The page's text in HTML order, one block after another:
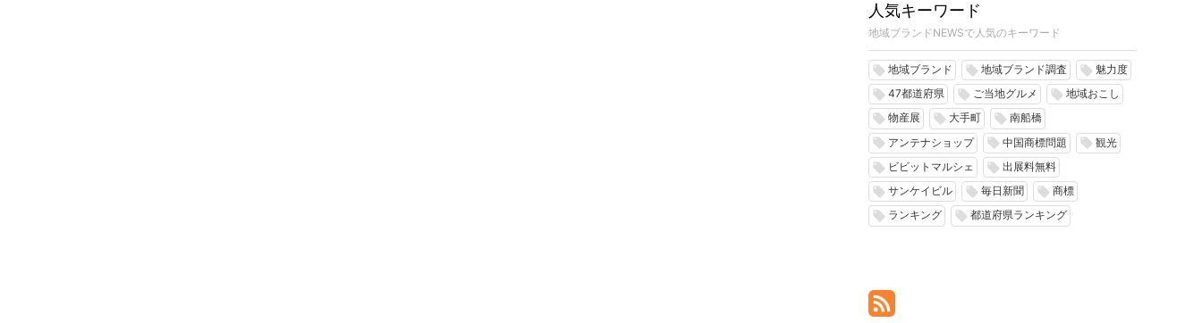
人気キーワード
地域ブランドNEWSで人気のキーワード
local_offer 地域ブランド local_offer 地域ブランド調査 local_offer 魅力度
local_offer 47都道府県 local_offer ご当地グルメ local_offer 地域おこし
local_offer 物産展 local_offer 大手町 local_offer 南船橋
local_offer アンテナショップ local_offer 中国商標問題 local_offer 観光
local_offer ビビットマルシェ local_offer 出展料無料
local_offer サンケイビル local_offer 毎日新聞 local_offer 商標
local_offer ランキング local_offer 都道府県ランキング